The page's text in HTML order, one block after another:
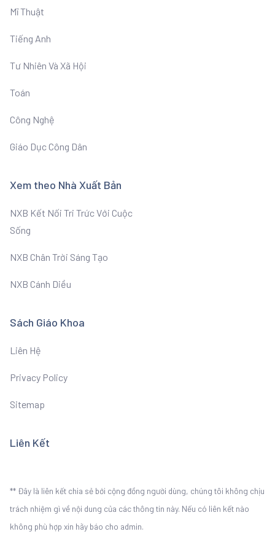
Mĩ Thuật
Tiếng Anh
Tư Nhiên Và Xã Hội
Toán
Công Nghệ
Giáo Dục Công Dân
Xem theo Nhà Xuất Bản
NXB Kết Nối Tri Trức Với Cuộc
Sống
NXB Chân Trời Sáng Tạo
NXB Cánh Diều
Sách Giáo Khoa
Liên Hệ
Privacy Policy
Sitemap
Liên Kết
** Đây là liên kết chia sẻ bới cộng đồng người dùng, chúng tôi không chịu
trách nhiệm gì về nội dung của các thông tin này. Nếu có liên kết nào
không phù hợp xin hãy báo cho admin.